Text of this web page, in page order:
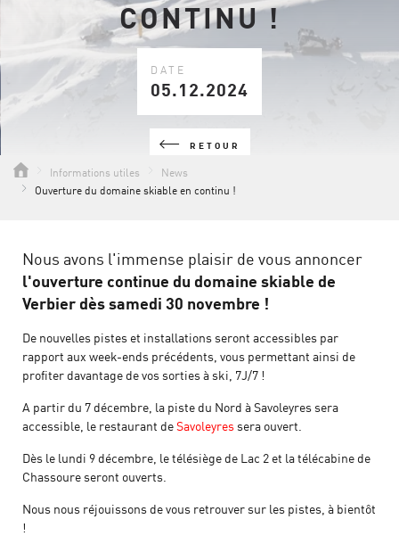
RETOUR
CONTINU !
DATE
05.12.2024
Informations utiles
News
Ouverture du domaine skiable en continu !
Nous avons l'immense plaisir de vous annoncer
l'ouverture continue du domaine skiable de
Verbier dès samedi 30 novembre !
De nouvelles pistes et installations seront accessibles par
rapport aux week-ends précédents, vous permettant ainsi de
profiter davantage de vos sorties à ski, 7J/7 !
A partir du 7 décembre, la piste du Nord à Savoleyres sera
accessible, le restaurant deSavoleyressera ouvert.
Dès le lundi 9 décembre, le télésiège de Lac 2 et la télécabine de
Chassoure seront ouverts.
Nous nous réjouissons de vous retrouver sur les pistes, à bientôt
!